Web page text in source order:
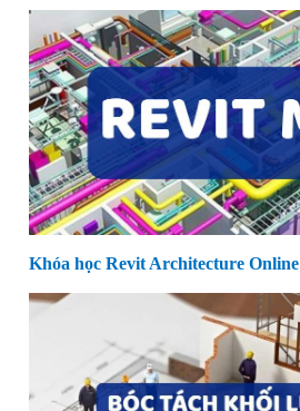
Khóa học Revit Architecture Online